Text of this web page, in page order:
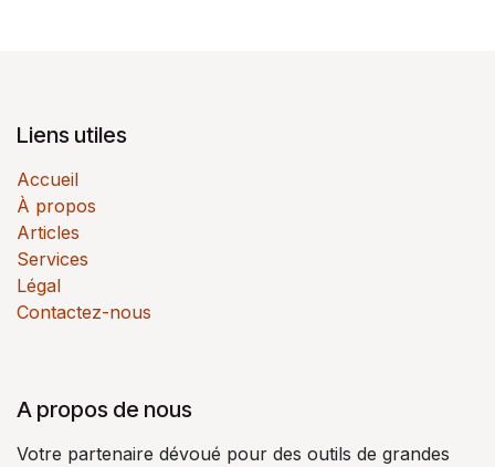
Liens utiles
Accueil
À propos
Articles
Services
Légal
Contactez-nous
A propos de nous
Votre partenaire dévoué pour des outils de grandes